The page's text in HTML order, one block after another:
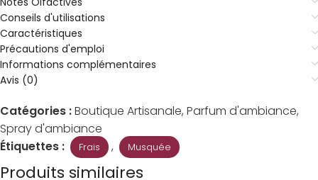
Conseils d'utilisations
Caractéristiques
Précautions d'emploi
Informations complémentaires
Avis (0)
Catégories :Boutique Artisanale, Parfum d'ambiance,
Spray d'ambiance
Étiquettes :
Frais , Musquée
Produits similaires